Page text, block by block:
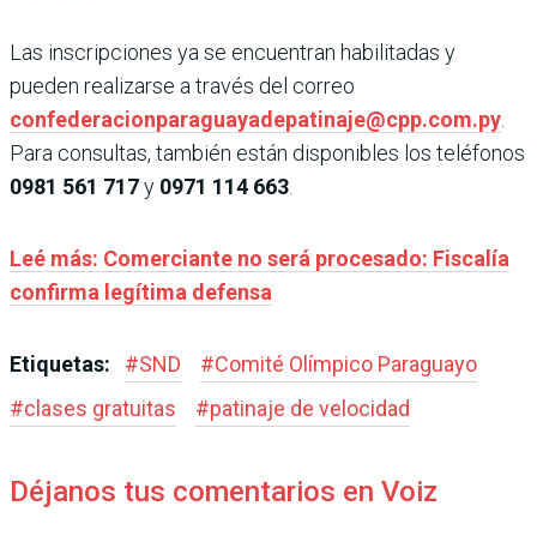
Las inscripciones ya se encuentran habilitadas y
pueden realizarse a través del correo
confederacionparaguayadepatinaje@cpp.com.py
Para consultas, también están disponibles los teléfonos
0981 561 717y 0971 114 663
Leé más: Comerciante no será procesado: Fiscalía
confirma legítima defensa
Etiquetas: #SND #Comité Olímpico Paraguayo
#clases gratuitas #patinaje de velocidad
Déjanos tus comentarios en Voiz